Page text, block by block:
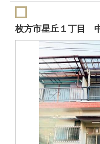
枚方市星丘１丁目